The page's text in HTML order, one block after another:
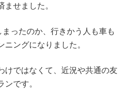
せました。
ったのか、行きかう人も車も
ングになりました。
けではなくて、近況や共通の友
です。